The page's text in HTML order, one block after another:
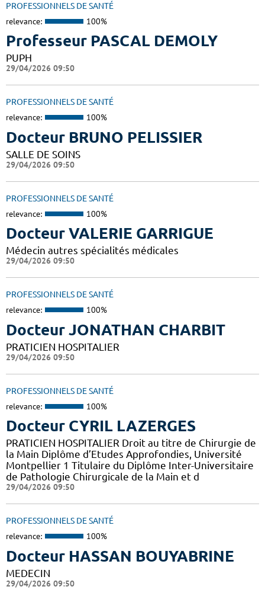
PROFESSIONNELS DE SANTÉ
relevance: 100%
Professeur PASCAL DEMOLY
PUPH
29/04/2026 09:50
PROFESSIONNELS DE SANTÉ
relevance: 100%
Docteur BRUNO PELISSIER
SALLE DE SOINS
29/04/2026 09:50
PROFESSIONNELS DE SANTÉ
relevance: 100%
Docteur VALERIE GARRIGUE
Médecin autres spécialités médicales
29/04/2026 09:50
PROFESSIONNELS DE SANTÉ
relevance: 100%
Docteur JONATHAN CHARBIT
PRATICIEN HOSPITALIER
29/04/2026 09:50
PROFESSIONNELS DE SANTÉ
relevance: 100%
Docteur CYRIL LAZERGES
PRATICIEN HOSPITALIER Droit au titre de Chirurgie de
la Main Diplôme d’Etudes Approfondies, Université
Montpellier 1 Titulaire du Diplôme Inter-Universitaire
de Pathologie Chirurgicale de la Main et d
29/04/2026 09:50
PROFESSIONNELS DE SANTÉ
relevance: 100%
Docteur HASSAN BOUYABRINE
MEDECIN
29/04/2026 09:50